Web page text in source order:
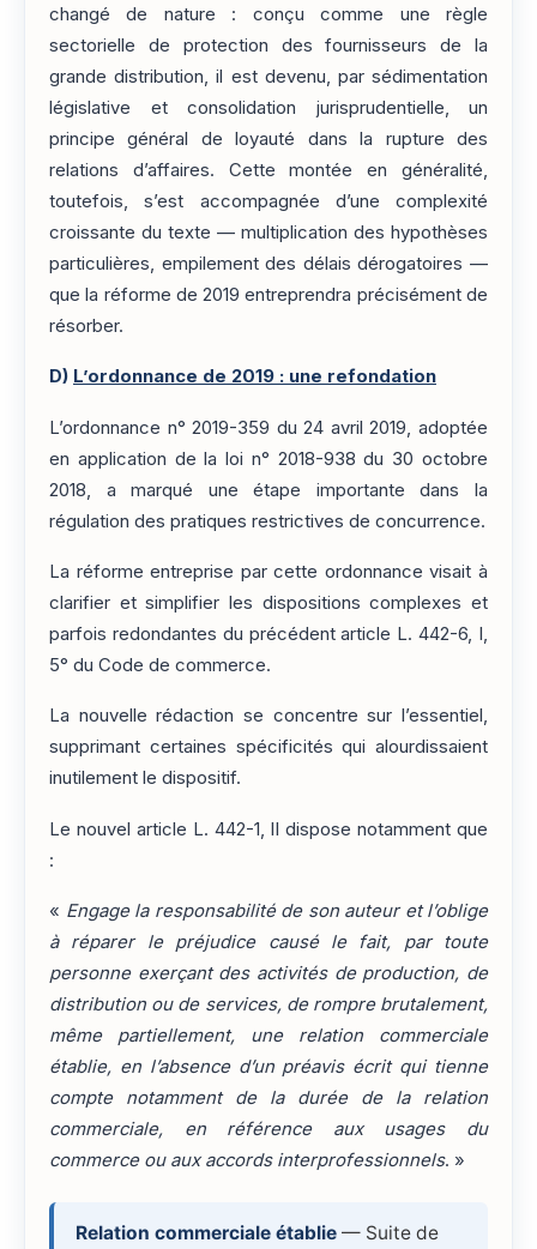
changé de nature : conçu comme une règle
sectorielle de protection des fournisseurs de la
grande distribution, il est devenu, par sédimentation
législative et consolidation jurisprudentielle, un
principe général de loyauté dans la rupture des
relations d’affaires. Cette montée en généralité,
toutefois, s’est accompagnée d’une complexité
croissante du texte — multiplication des hypothèses
particulières, empilement des délais dérogatoires —
que la réforme de 2019 entreprendra précisément de
résorber.
D) L’ordonnance de 2019 : une refondation
L’ordonnance n° 2019-359 du 24 avril 2019, adoptée
en application de la loi n° 2018-938 du 30 octobre
2018, a marqué une étape importante dans la
régulation des pratiques restrictives de concurrence.
La réforme entreprise par cette ordonnance visait à
clarifier et simplifier les dispositions complexes et
parfois redondantes du précédent article L. 442-6, I,
5° du Code de commerce.
La nouvelle rédaction se concentre sur l’essentiel,
supprimant certaines spécificités qui alourdissaient
inutilement le dispositif.
Le nouvel article L. 442-1, II dispose notamment que
:
« Engage la responsabilité de son auteur et l’oblige
à réparer le préjudice causé le fait, par toute
personne exerçant des activités de production, de
distribution ou de services, de rompre brutalement,
même partiellement, une relation commerciale
établie, en l’absence d’un préavis écrit qui tienne
compte notamment de la durée de la relation
commerciale, en référence aux usages du
commerce ou aux accords interprofessionnels. »
Relation commerciale établie — Suite de